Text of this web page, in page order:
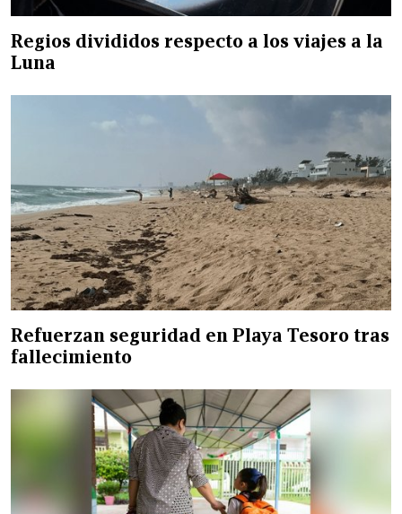
Regios divididos respecto a los viajes a la
Luna
Refuerzan seguridad en Playa Tesoro tras
fallecimiento